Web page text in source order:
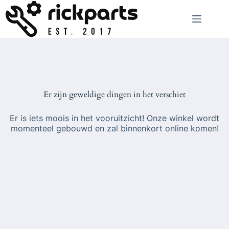
naar
de
inhoud
Er zijn geweldige dingen in het verschiet
Er is iets moois in het vooruitzicht! Onze winkel wordt
momenteel gebouwd en zal binnenkort online komen!